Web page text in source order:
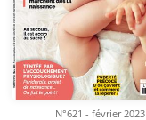
N°621 - février 2023